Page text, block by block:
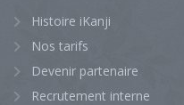
Histoire iKanji
Nos tarifs
Devenir partenaire
Recrutement interne